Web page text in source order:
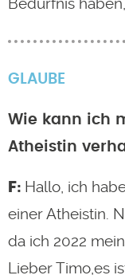
GLAUBE
Wie kann ich
Atheistin
Hallo, ich
einer Atheistin.
da ich 2022
Lieber Timo,es